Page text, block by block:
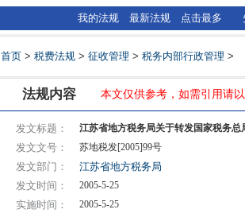
我的法规 最新法规 点击最多
首页 > 税费法规 > 征收管理 > 税务内部行政管理 >
法规内容 本文仅供参考，如需引用请
发文标题： 江苏省地方税务局关于转发国家税务
发文文号： 苏地税发[2005]99号
发文部门：
江苏省地方税务局
发文时间：
2005-5-25
实施时间： 2005-5-25